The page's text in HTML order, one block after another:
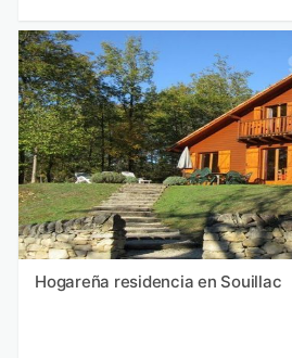
Hogareña residencia en Souillac